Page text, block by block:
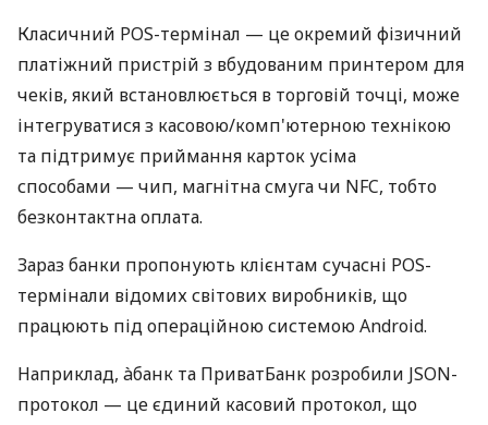
Класичний POS-термінал — це окремий фізичний
платіжний пристрій з вбудованим принтером для
чеків, який встановлюється в торговій точці, може
інтегруватися з касовою/комп'ютерною технікою
та підтримує приймання карток усіма
способами — чип, магнітна смуга чи NFC, тобто
безконтактна оплата.
Зараз банки пропонують клієнтам сучасні POS-
термінали відомих світових виробників, що
працюють під операційною системою Android.
Наприклад, àбанк та ПриватБанк розробили JSON-
протокол — це єдиний касовий протокол, що